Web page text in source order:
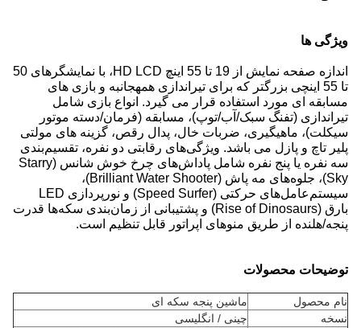
ویژگی ها
اندازه صفحه نمایش از 19 تا 55 اینچ HD LCD، با نمایشگرهای 50
تا 55 اینچی بزرگتر که برای تیراندازی همهجانبه و بازی های
مسابقه ای مورد استفاده قرار می گیرد. انواع بازی شامل
تیراندازی (تفنگ سبک/آب/توپ)، مسابقه (فرمان/دسته موتور
سیکلت)، ماهیگیری، ضربات خال، پدال رقص، گزینه های مولتی
پلیر تاچ و پازل می باشد. ویژگی‌های رقابتی دو نفره، تقسیم‌بندی
سه نفره یا پنج نفره شامل پاداش‌های چرخ خوش شانس (Starry
Sky)، جلوه‌های مه پاش (Brilliant Water Shooter)،
سیستم‌عامل‌های حرکتی (Speed Surfer) و نورپردازی LED
بارق (Rise of Dinosaurs) و پشتیبانی از زمان‌بندی سکه‌ها قدرت
پنجه/هلنده از طریق منوهای اپراتور قابل تنظیم است.
توضیحات محصولات
نام محصول
ماشین پنجه سکه ای
نسخه
چینی / انگلیسی